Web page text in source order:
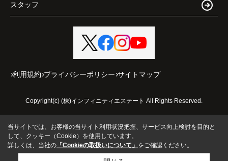
スタッフ
利用規約 プライバシーポリシー サイトマップ
Copyright(c) (株)インフィニティエステート All Rights Reserved.
当サイトでは、お客様の当サイト利用状況把握、サービス向上検討を目的と
して、クッキー（Cookie）を使用しています。
詳しくは、当社の 「Cookieの取扱いについて」 をご確認ください。